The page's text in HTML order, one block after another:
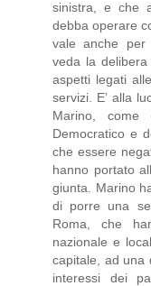
sinistra, e che
debba operare
vale anche per
veda la
aspetti legati
servizi. E’ alla
Marino, come
Democratico e
che essere
hanno portato
giunta. Marino
di porre una
Roma, che
nazionale e
capitale, ad una
interessi dei